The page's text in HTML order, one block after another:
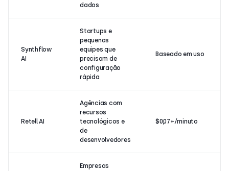
dados
Synthflow
AI
Startups e
pequenas
equipes que
precisam de
configuração
rápida
Baseado em uso
Retell AI
Agências com
recursos
tecnológicos e
de
desenvolvedores
$0,07+/minuto
Empresas